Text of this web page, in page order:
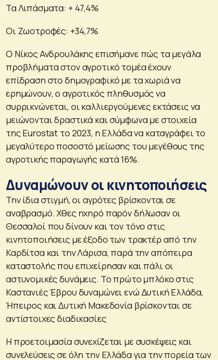
Τα Λιπάσματα: + 47,4%
Οι Ζωοτροφές: +34,7%
Ο Νίκος Ανδρουλάκης επισήμανε πώς τα μεγάλα
προβλήματα στον αγροτικό τομέα έχουν
επίδραση στο δημογραφικό με τα χωριά να
ερημώνουν, ο αγροτικός πληθυσμός να
συρρικνώνεται, οι καλλιεργούμενες εκτάσεις να
μειώνονται δραστικά και σύμφωνα με στοιχεία
της Eurostat το 2023, η Ελλάδα να καταγράφει το
μεγαλύτερο ποσοστό μείωσης του μεγέθους της
αγροτικής παραγωγής κατά 16%.
Δυναμώνουν οι κινητοποιήσεις
Την ίδια στιγμή, οι αγρότες βρίσκονται σε
αναβρασμό. Χθες ηχηρό παρόν δήλωσαν οι
Θεσσαλοί που δίνουν και τον τόνο στις
κινητοποιήσεις με έξοδο των τρακτέρ από την
Καρδίτσα και την Λάρισα, παρά την απόπειρα
καταστολής που επιχείρησαν και πάλι οι
αστυνομικές δυνάμεις. Το πρώτο μπλόκο στις
Καστανιές Έβρου δυναμώνει ενώ Δυτική Ελλάδα,
Ήπειρος και Δυτική Μακεδονία βρίσκονται σε
αντίστοιχες διαδικασίες
Η προετοιμασία συνεχίζεται με συσκέψεις και
συνελεύσεις σε όλη την Ελλάδα για την πορεία των